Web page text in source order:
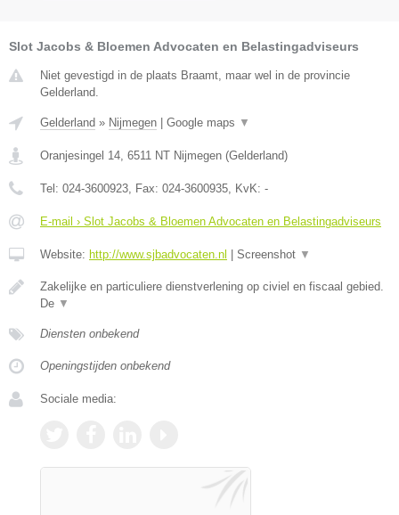
Slot Jacobs & Bloemen Advocaten en Belastingadviseurs
Niet gevestigd in de plaats Braamt, maar wel in de provincie
Gelderland.
Gelderland » Nijmegen | Google maps ▼
Oranjesingel 14 6511 NT Nijmegen (Gelderland)
Tel: 024-3600923 , Fax: 024-3600935 , KvK: -
E-mail › Slot Jacobs & Bloemen Advocaten en Belastingadviseurs
Website: http://www.sjbadvocaten.nl | Screenshot ▼
Zakelijke en particuliere dienstverlening op civiel en fiscaal gebied.
De ▼
Diensten onbekend
Openingstijden onbekend
Sociale media: